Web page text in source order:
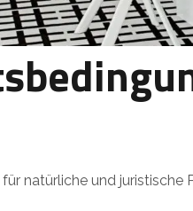
natürliche und juristische